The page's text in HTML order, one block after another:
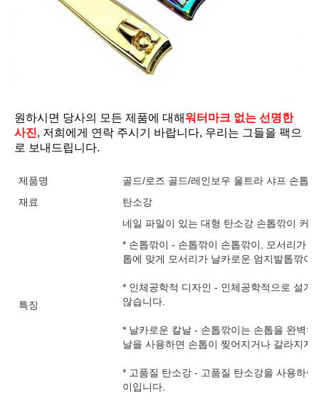
원하시면 당사의 모든 제품에 대해워터마크 없는 선명한
사진, 저희에게 연락 주시기 바랍니다, 우리는 그들을 팩으
로 보내드립니다.
제품명
골드/로즈 골드/레인보우 울트라 샤프 손톱
재료
탄소강
특징
네일 파일이 있는 대형 탄소강 손톱깎이 커터
* 손톱깎이 - 손톱깎이 손톱깎이, 모서리가
톱에 맞게 모서리가 날카로운 엄지발톱깎이
* 인체공학적 디자인 - 인체공학적으로 설
않습니다.
* 날카로운 칼날 - 손톱깎이는 손톱을 완벽
날을 사용하면 손톱이 찢어지거나 갈라지지
* 고품질 탄소강 - 고품질 탄소강을 사용하
이입니다.